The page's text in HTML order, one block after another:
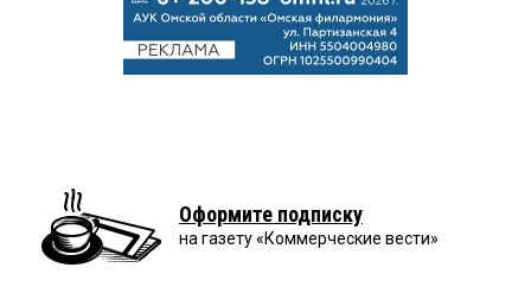
Оформите подписку
на газету «Коммерческие вести»